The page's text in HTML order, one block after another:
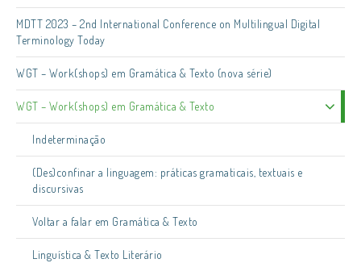
MDTT 2023 – 2nd International Conference on Multilingual Digital
Terminology Today
WGT – Work(shops) em Gramática & Texto (nova série)
WGT – Work(shops) em Gramática & Texto
Indeterminação
(Des)confinar a linguagem: práticas gramaticais, textuais e
discursivas
Voltar a falar em Gramática & Texto
Linguística & Texto Literário